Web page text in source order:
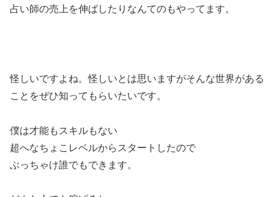
占い師の売上を伸ばしたりなんてのもやってます。
怪しいですよね。怪しいとは思いますがそんな世界がある
ことをぜひ知ってもらいたいです。
僕は才能もスキルもない
超へなちょこレベルからスタートしたので
ぶっちゃけ誰でもできます。